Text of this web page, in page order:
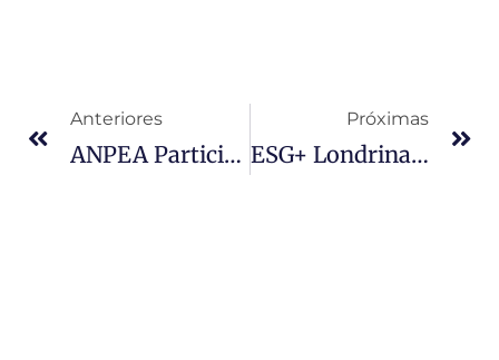
Anteriores
ANPEA Participa De Reunião No Ministério Público Do Paraná Para Tratar De Parcerias E Do Planejamento Da 4ª Edição Do Fórum De Resíduos
Próximas
ESG+ Londrina 2026